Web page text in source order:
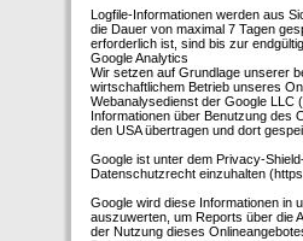
Logfile-Informationen werden aus
die Dauer von maximal 7 Tagen
erforderlich ist, sind bis zur
Google Analytics
Wir setzen auf Grundlage unserer
wirtschaftlichem Betrieb unseres
Webanalysedienst der Google LLC
Informationen über Benutzung des
den USA übertragen und dort
Google ist unter dem Privacy-
Datenschutzrecht einzuhalten
Google wird diese Informationen in
auszuwerten, um Reports über die
der Nutzung dieses